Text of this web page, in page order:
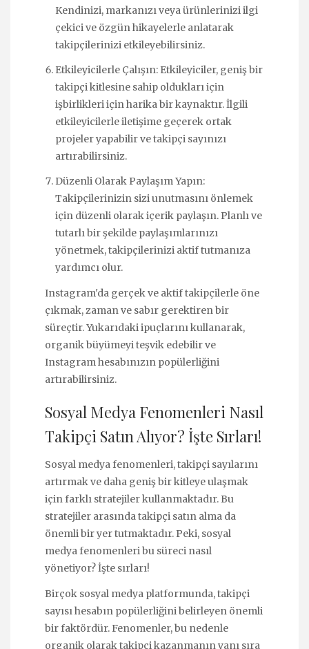
Kendinizi, markanızı veya ürünlerinizi ilgi
çekici ve özgün hikayelerle anlatarak
takipçilerinizi etkileyebilirsiniz.
Etkileyicilerle Çalışın: Etkileyiciler, geniş bir
takipçi kitlesine sahip oldukları için
işbirlikleri için harika bir kaynaktır. İlgili
etkileyicilerle iletişime geçerek ortak
projeler yapabilir ve takipçi sayınızı
artırabilirsiniz.
Düzenli Olarak Paylaşım Yapın:
Takipçilerinizin sizi unutmasını önlemek
için düzenli olarak içerik paylaşın. Planlı ve
tutarlı bir şekilde paylaşımlarınızı
yönetmek, takipçilerinizi aktif tutmanıza
yardımcı olur.
Instagram'da gerçek ve aktif takipçilerle öne
çıkmak, zaman ve sabır gerektiren bir
süreçtir. Yukarıdaki ipuçlarını kullanarak,
organik büyümeyi teşvik edebilir ve
Instagram hesabınızın popülerliğini
artırabilirsiniz.
Sosyal Medya Fenomenleri Nasıl
Takipçi Satın Alıyor? İşte Sırları!
Sosyal medya fenomenleri, takipçi sayılarını
artırmak ve daha geniş bir kitleye ulaşmak
için farklı stratejiler kullanmaktadır. Bu
stratejiler arasında takipçi satın alma da
önemli bir yer tutmaktadır. Peki, sosyal
medya fenomenleri bu süreci nasıl
yönetiyor? İşte sırları!
Birçok sosyal medya platformunda, takipçi
sayısı hesabın popülerliğini belirleyen önemli
bir faktördür. Fenomenler, bu nedenle
organik olarak takipçi kazanmanın yanı sıra